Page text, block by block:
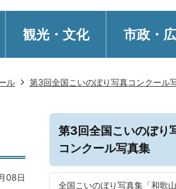
観光・ 文化 市政・
ル
第3回全国こいのぼり写真コンクール
08日
第3回全国こいのぼり
コンクール写真集
全国こいのぼり写真集「和歌山